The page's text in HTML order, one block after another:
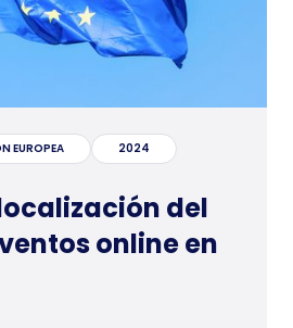
EUROPEA 2024
del
online en